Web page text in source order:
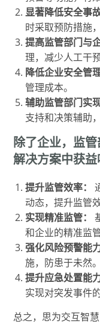
显著降低安全事
时采取预防措施
提高监管部门与
理，减少人工干
降低企业安全管
管理成本。
辅助监管部门实
支持和决策辅助
除了企业，监
解决方案中获益
提升监管效率：
动态，提升监管效
实现精准监管：
和企业的精准监管
强化风险预警能力
施，防患于未然。
提升应急处置能力
实现对突发事件
总之，思为交互智